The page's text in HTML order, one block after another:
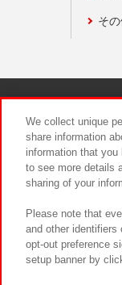
そ
We collect unique
share information
information that
to see more details
sharing of your
Please note that
and other identifiers
opt-out preference
setup banner by